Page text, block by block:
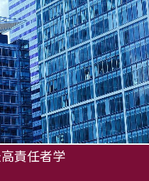
責任者学